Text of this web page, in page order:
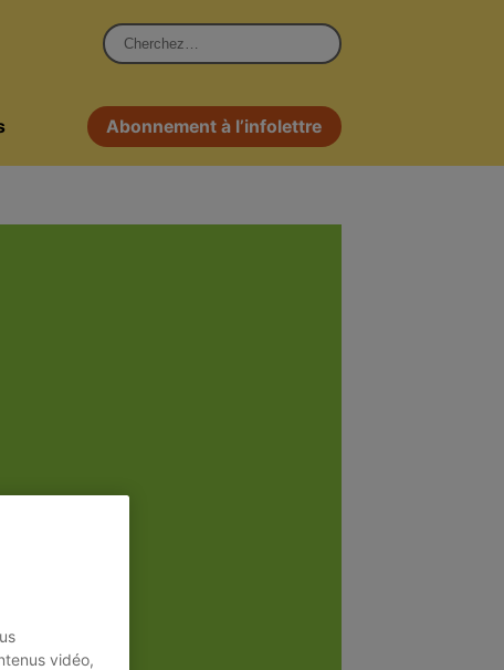
Rechercher :
Abonnement à l’infolettre
vidéo,